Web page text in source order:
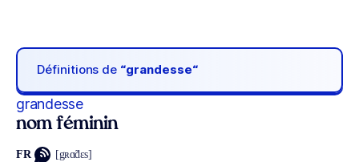
Définitions de “grandesse“
grandesse
nom féminin
FR [gʀɑ̃dɛs]